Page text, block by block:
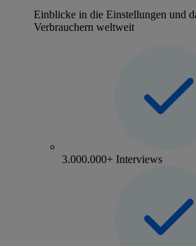
Einblicke in die Einstellungen und
Verbrauchern weltweit
3.000.000+ Interviews